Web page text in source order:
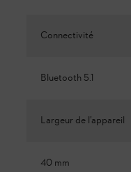
Connectivité
Bluetooth 5.1
Largeur de l’appareil
40 mm